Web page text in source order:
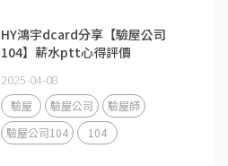
HY鴻宇dcard分享【驗屋公司
104】薪水ptt心得評價
2025-04-08
驗屋 驗屋公司
驗屋師
驗屋公司104
104